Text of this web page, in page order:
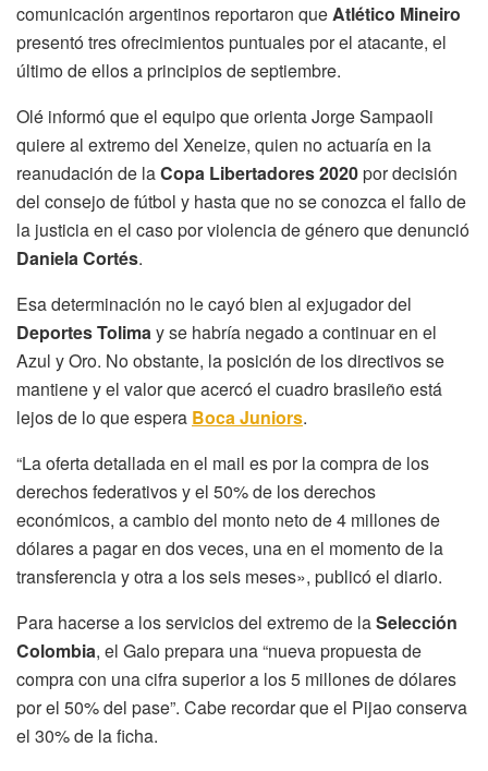
comunicación argentinos reportaron queAtlético Mineiro
presentó tres ofrecimientos puntuales por el atacante, el
último de ellos a principios de septiembre.
Olé informó que el equipo que orienta Jorge Sampaoli
quiere al extremo del Xeneize, quien no actuaría en la
reanudación de laCopa Libertadores 2020por decisión
del consejo de fútbol y hasta que no se conozca el fallo de
la justicia en el caso por violencia de género que denunció
Daniela Cortés.
Esa determinación no le cayó bien al exjugador del
Deportes Tolimay se habría negado a continuar en el
Azul y Oro. No obstante, la posición de los directivos se
mantiene y el valor que acercó el cuadro brasileño está
lejos de lo que espera Boca Juniors.
“La oferta detallada en el mail es por la compra de los
derechos federativos y el 50% de los derechos
económicos, a cambio del monto neto de 4 millones de
dólares a pagar en dos veces, una en el momento de la
transferencia y otra a los seis meses», publicó el diario.
Para hacerse a los servicios del extremo de laSelección
Colombia, el Galo prepara una “nueva propuesta de
compra con una cifra superior a los 5 millones de dólares
por el 50% del pase”. Cabe recordar que el Pijao conserva
el 30% de la ficha.